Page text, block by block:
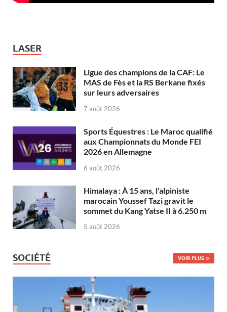
LASER
Ligue des champions de la CAF: Le
MAS de Fès et la RS Berkane fixés
sur leurs adversaires
7 août 2026
Sports Équestres : Le Maroc qualifié
aux Championnats du Monde FEI
2026 en Allemagne
6 août 2026
Himalaya : À 15 ans, l’alpiniste
marocain Youssef Tazi gravit le
sommet du Kang Yatse II à 6.250 m
5 août 2026
SOCIÉTÉ VOIR PLUS